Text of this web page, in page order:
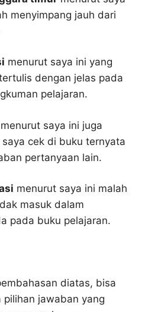
menyimpang jauh dari
menurut saya ini yang
dengan jelas pada
pelajaran.
menurut saya ini juga
cek di buku ternyata
pertanyaan lain.
menurut saya ini malah
masuk dalam
pada buku pelajaran.
diatas, bisa
jawaban yang